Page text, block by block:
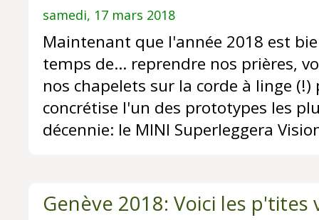
samedi, 17 mars 2018
Maintenant que l'année 2018 est
temps de... reprendre nos prières,
nos chapelets sur la corde à linge (!)
concrétise l'un des prototypes les
décennie: le MINI Superleggera
Genève 2018: Voici les p'tites